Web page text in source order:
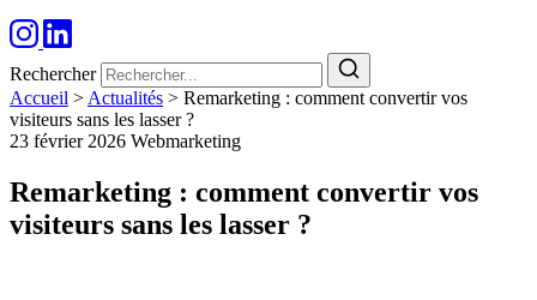
Rechercher
Accueil > Actualités > Remarketing : comment convertir vos
visiteurs sans les lasser ?
23 février 2026 Webmarketing
Remarketing : comment convertir vos
visiteurs sans les lasser ?